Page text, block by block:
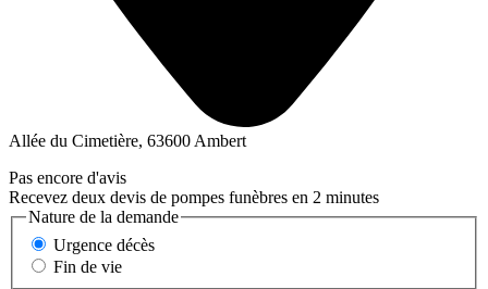
Allée du Cimetière, 63600 Ambert
Pas encore d'avis
Recevez deux devis de pompes funèbres en 2 minutes
Nature de la demande
Urgence décès
Fin de vie